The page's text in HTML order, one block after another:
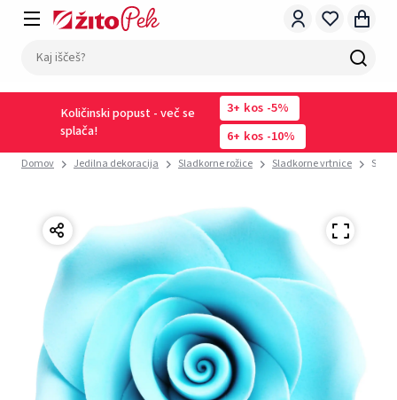
Količinski popust - več se
splača!
3 kos -5%
6
kos -10%
Domov Jedilna dekoracija Sladkorne rožice Sladkorne vrtnice